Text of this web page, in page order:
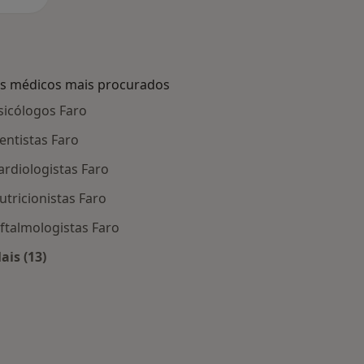
médicos mais procurados
Faro
Faro
Faro
Faro
Faro
(13)